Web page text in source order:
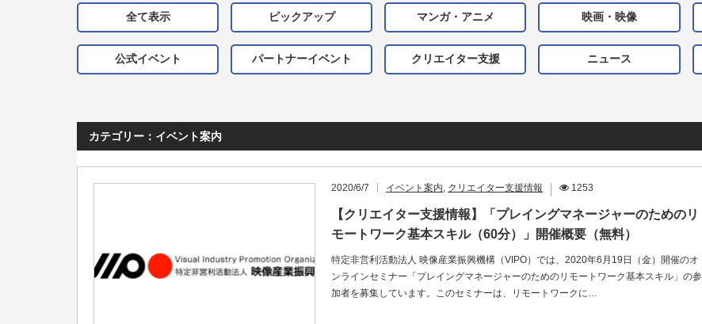
全て表示 ピックアップ マンガ・アニメ 映画・映像
公式イベント パートナーイベント クリエイター支援 ニュース
カテゴリー：イベント案内
2020/6/7 イベント案内, クリエイター支援情報 1253
【クリエイター支援情報】「プレイングマネージャーのためのリ
モートワーク基本スキル（60分）」開催概要（無料）
特定非営利活動法人 映像産業振興機構（VIPO）では、2020年6月19日（金）開催のオ
ンラインセミナー「プレイングマネージャーのためのリモートワーク基本スキル」の参
加者を募集しています。このセミナーは、リモートワークに…